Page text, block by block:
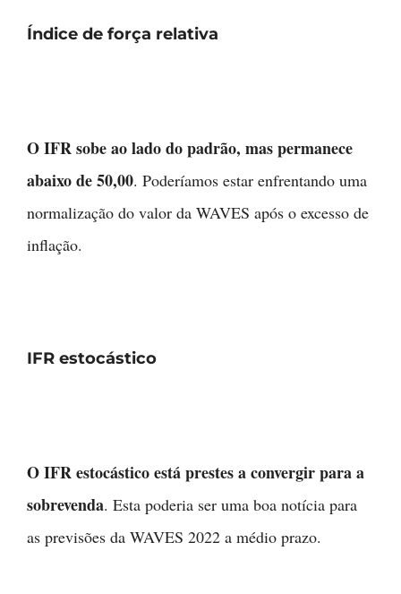
Índice de força relativa
O IFR sobe ao lado do padrão, mas permanece
abaixo de 50,00. Poderíamos estar enfrentando uma
normalização do valor da WAVES após o excesso de
inflação.
IFR estocástico
O IFR estocástico está prestes a convergir para a
sobrevenda. Esta poderia ser uma boa notícia para
as previsões da WAVES 2022 a médio prazo.